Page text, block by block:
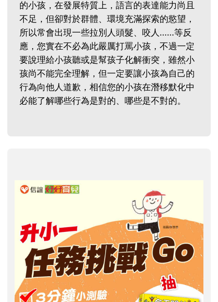
的小孩，在發展特質上，語言的表達能力尚且
不足，但卻對於群體、環境充滿探索的慾望，
所以常會出現一些拉別人頭髮、咬人......等反
應，您實在不必為此嚴厲打罵小孩，不過一定
要說理給小孩聽或是幫孩子化解衝突，雖然小
孩尚不能完全理解，但一定要讓小孩為自己的
行為向他人道歉，相信您的小孩在潛移默化中
必能了解哪些行為是對的、哪些是不對的。